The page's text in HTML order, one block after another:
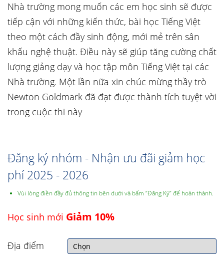
Nhà trường mong muốn các em học sinh sẽ được
tiếp cận với những kiến thức, bài học Tiếng Việt
theo một cách đầy sinh động, mới mẻ trên sân
khấu nghệ thuật. Điều này sẽ giúp tăng cường chất
lượng giảng dạy và học tập môn Tiếng Việt tại các
Nhà trường. Một lần nữa xin chúc mừng thầy trò
Newton Goldmark đã đạt được thành tích tuyệt vời
trong cuộc thi này
Đăng ký nhóm - Nhận ưu đãi giảm học
phí 2025 - 2026
Vùi lòng điền đầy đủ thông tin bên dưới và bấm “Đăng Ký” để hoàn thành.
Học sinh mới Giảm 10%
Địa điểm